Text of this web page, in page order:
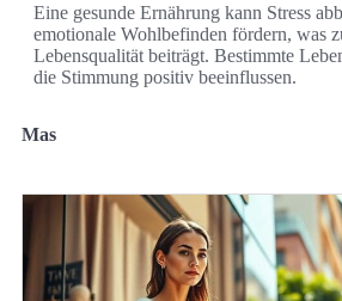
Eine gesunde Ernährung kann Stress
emotionale Wohlbefinden fördern, was
Lebensqualität beiträgt. Bestimmte
die Stimmung positiv beeinflussen.
Mas